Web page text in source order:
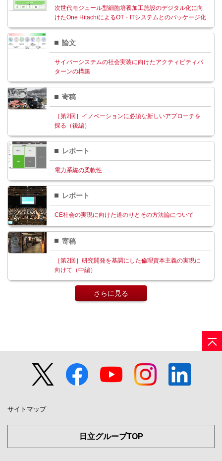
次世代モジュール型細胞培養加工施設のデジタル化に向
けたOne HitachiによるOT・ITシステムとのパッケージ化
論文
サイバーシステムの社会実装に向けたアクティビティパ
ターンの構築
寄稿
［第2回］イノベーションに必須な新しいアプローチを
探る（後編）
レポート
電力系統の柔軟性
レポート
CE社会の実現に向けた道のりとその方法論について
寄稿
［第2回］研究開発を基調にした倫理資本主義の実現に
向けて（中編）
さらに見る
サイトマップ
日立グループTOP